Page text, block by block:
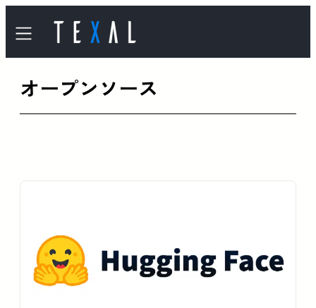
容
を
オープンソース